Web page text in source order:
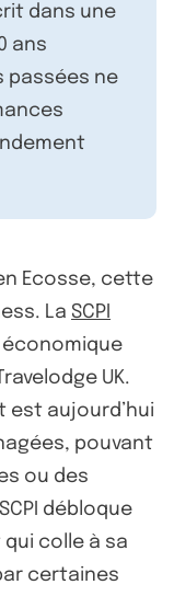
dans une
ans
passées ne
Ecosse, cette
La SCPI
économique
UK.
est aujourd’hui
pouvant
ou des
débloque
qui colle à sa
certaines